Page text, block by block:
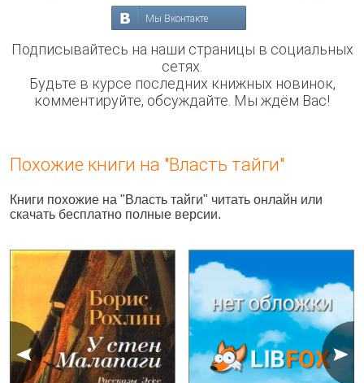
Мы Вконтакте
Подписывайтесь на наши страницы в социальных
сетях.
Будьте в курсе последних книжных новинок,
комментируйте, обсуждайте. Мы ждём Вас!
Похожие книги на "Власть тайги"
Книги похожие на "Власть тайги" читать онлайн или
скачать бесплатно полные версии.